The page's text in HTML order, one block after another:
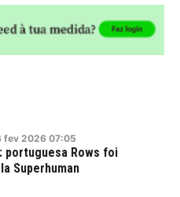
fev 2026 07:05
portuguesa Rows foi
Superhuman